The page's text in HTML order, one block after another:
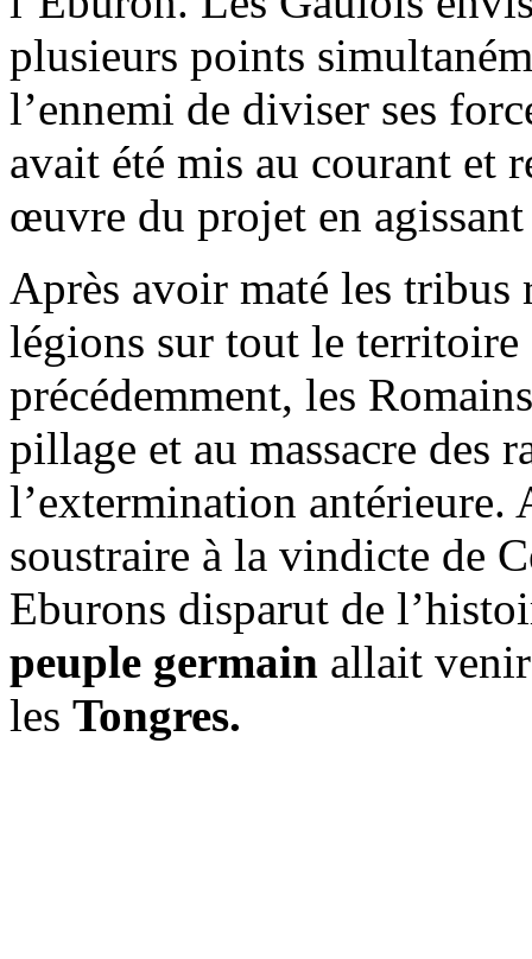
plusieurs points
l’ennemi de diviser ses
avait été mis au courant et
œuvre du projet en
Après avoir maté les tribus
légions sur tout le territoire
précédemment, les
pillage et au massacre des
l’extermination antérieure.
soustraire à la vindicte de
Eburons disparut de
peuple germain allait
les Tongres.